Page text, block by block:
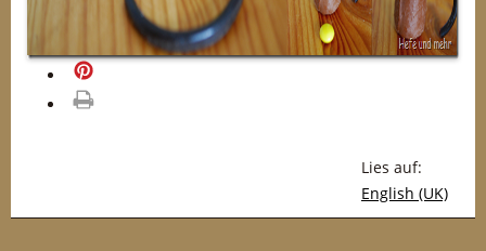
Lies auf:
English (UK)